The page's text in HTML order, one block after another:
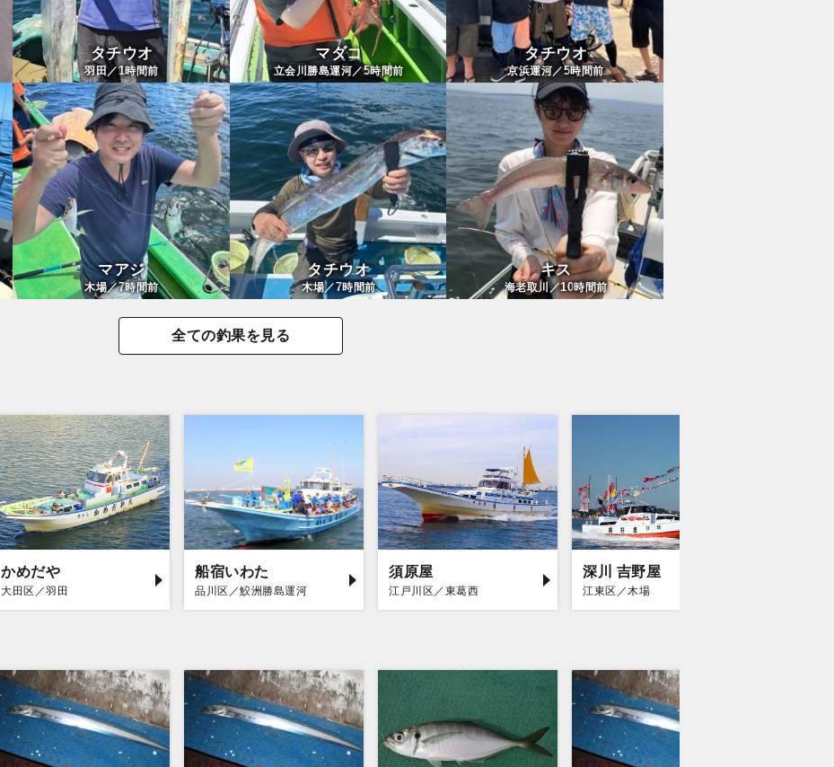
タチウオ
羽田／1時間前
マダコ
立会川勝島運河／5時間前
タチウオ
京浜運河／5時間前
マアジ
木場／7時間前
タチウオ
木場／7時間前
キス
海老取川／10時間前
全ての釣果を見る
かめだや
大田区／羽田
船宿いわた
品川区／鮫洲勝島運河
須原屋
江戸川区／東葛西
深川 吉野屋
江東区／木場